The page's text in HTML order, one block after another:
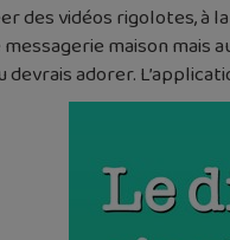
des vidéos rigolotes, à
maison mais
adorer.